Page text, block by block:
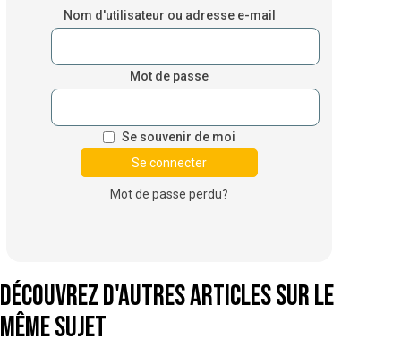
Nom d'utilisateur ou adresse e-mail
Mot de passe
Se souvenir de moi
Mot de passe perdu?
Découvrez d'autres articles sur le
même sujet